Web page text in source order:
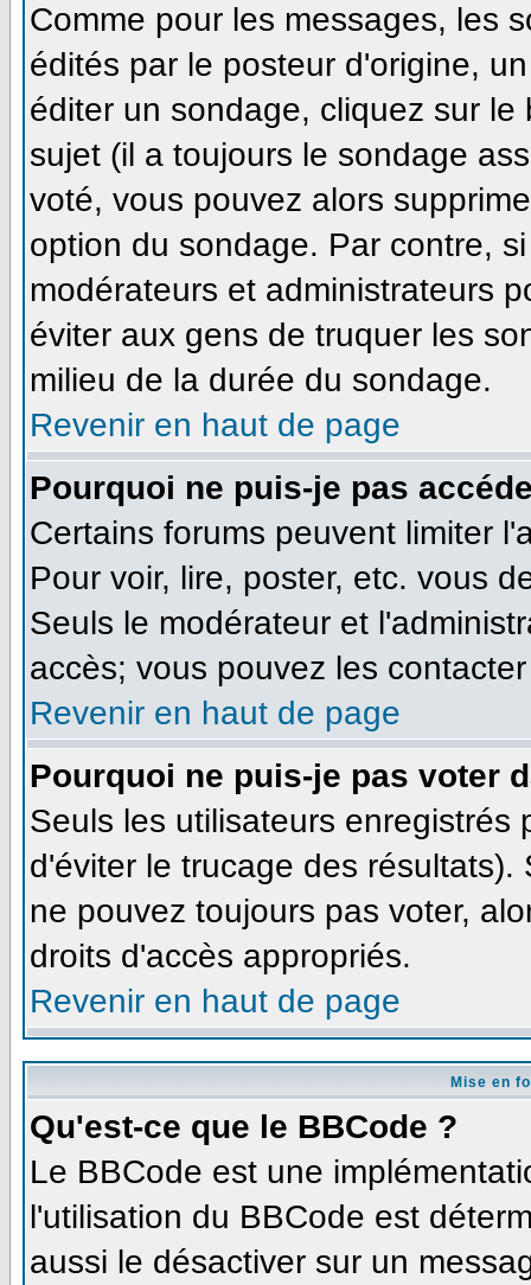
Comme pour les messages, les
édités par le posteur d'origine,
éditer un sondage, cliquez sur
sujet (il a toujours le sondage
voté, vous pouvez alors
option du sondage. Par contre,
modérateurs et administrateurs
éviter aux gens de truquer les
milieu de la durée du sondage.
Revenir en haut de page
Pourquoi ne puis-je pas
Certains forums peuvent limiter
Pour voir, lire, poster, etc. vous
Seuls le modérateur et
accès; vous pouvez les
Revenir en haut de page
Pourquoi ne puis-je pas voter
Seuls les utilisateurs
d'éviter le trucage des
ne pouvez toujours pas voter,
droits d'accès appropriés.
Revenir en haut de page
Mise en
Qu'est-ce que le BBCode ?
Le BBCode est une
l'utilisation du BBCode est
aussi le désactiver sur un